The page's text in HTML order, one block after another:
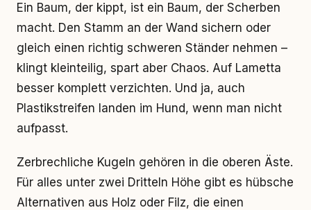
Ein Baum, der kippt, ist ein Baum, der Scherben
macht. Den Stamm an der Wand sichern oder
gleich einen richtig schweren Ständer nehmen –
klingt kleinteilig, spart aber Chaos. Auf Lametta
besser komplett verzichten. Und ja, auch
Plastikstreifen landen im Hund, wenn man nicht
aufpasst.
Zerbrechliche Kugeln gehören in die oberen Äste.
Für alles unter zwei Dritteln Höhe gibt es hübsche
Alternativen aus Holz oder Filz, die einen